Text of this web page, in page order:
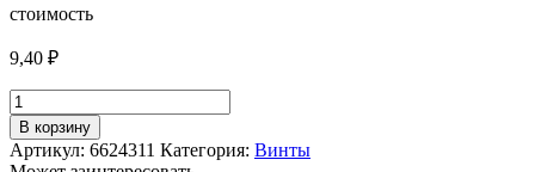
стоимость
9,40 ₽
Количество
товара
Винт
установочный
В корзину
Артикул: 6624311 Категория: Винты